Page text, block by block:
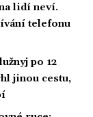
lidí neví.
telefonu
po 12
jinou cestu,